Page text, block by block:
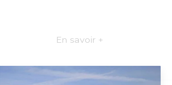
En savoir +